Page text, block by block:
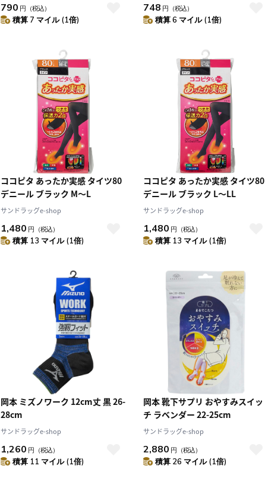
790 円 （税込）
積算 7 マイル (1倍)
748 円 （税込）
積算 6 マイル (1倍)
ココピタ あったか実感 タイツ80
デニール ブラック M～L
サンドラッグe-shop
1,480 円 （税込）
積算 13 マイル (1倍)
ココピタ あったか実感 タイツ80
デニール ブラック L～LL
サンドラッグe-shop
1,480 円 （税込）
積算 13 マイル (1倍)
岡本 ミズノワーク 12cm丈 黒 26-
28cm
サンドラッグe-shop
1,260 円 （税込）
積算 11 マイル (1倍)
岡本 靴下サプリ おやすみスイッ
チ ラベンダー 22-25cm
サンドラッグe-shop
2,880 円 （税込）
積算 26 マイル (1倍)